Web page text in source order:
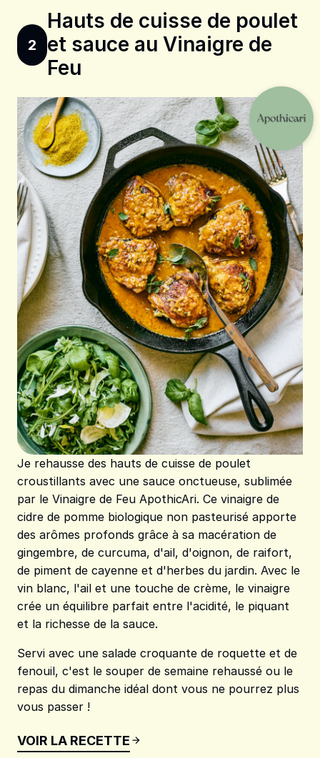
2
Hauts de cuisse de poulet
et sauce au Vinaigre de
Feu
Je rehausse des hauts de cuisse de poulet
croustillants avec une sauce onctueuse, sublimée
par le Vinaigre de Feu ApothicAri. Ce vinaigre de
cidre de pomme biologique non pasteurisé apporte
des arômes profonds grâce à sa macération de
gingembre, de curcuma, d'ail, d'oignon, de raifort,
de piment de cayenne et d'herbes du jardin. Avec le
vin blanc, l'ail et une touche de crème, le vinaigre
crée un équilibre parfait entre l'acidité, le piquant
et la richesse de la sauce.
Servi avec une salade croquante de roquette et de
fenouil, c'est le souper de semaine rehaussé ou le
repas du dimanche idéal dont vous ne pourrez plus
vous passer !
VOIR LA RECETTE